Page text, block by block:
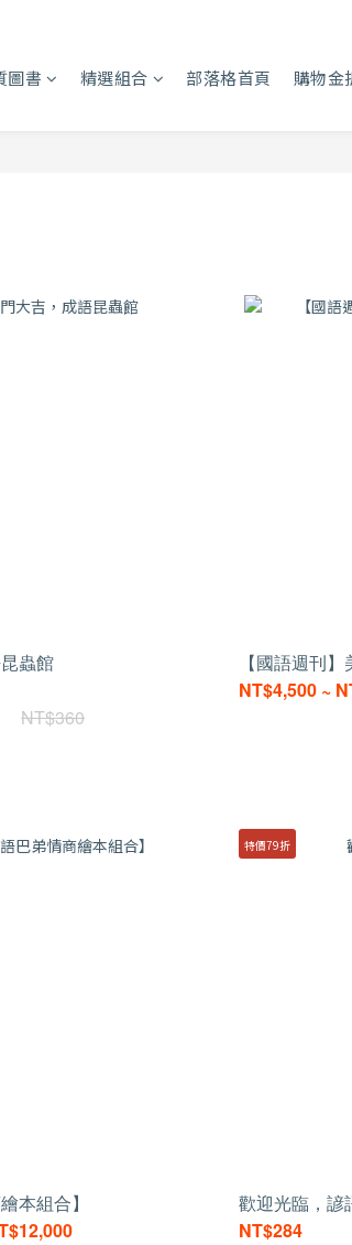
圖書 精選組合 部落格首頁 購物金
蟲館
NT$360
【國語週刊
NT$4,500 ~
本組合】
特價79折
歡迎光臨，諺
NT$284